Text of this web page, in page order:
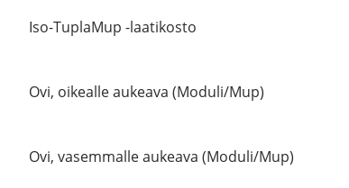
Iso-TuplaMup -laatikosto
Ovi, oikealle aukeava (Moduli/Mup)
Ovi, vasemmalle aukeava (Moduli/Mup)